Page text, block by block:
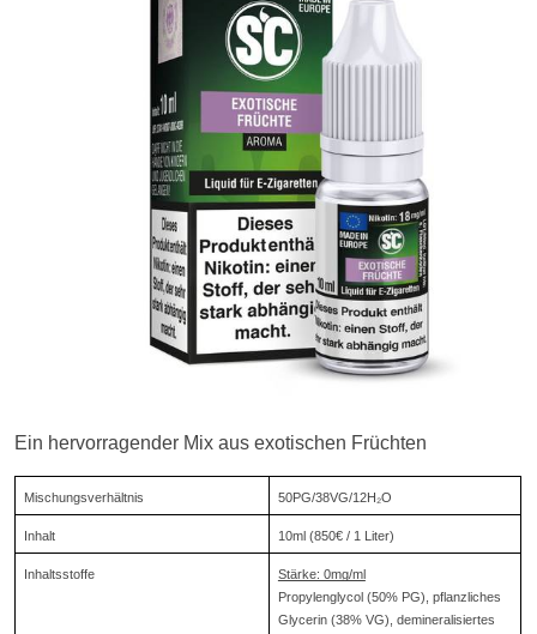
Ein hervorragender Mix aus exotischen Früchten
Mischungsverhältnis 50PG/38VG/12H₂O
Inhalt 10ml (850€ / 1 Liter)
Inhaltsstoffe
Stärke: 0mg/ml
Propylenglycol (50% PG), pflanzliches
Glycerin (38% VG), demineralisiertes